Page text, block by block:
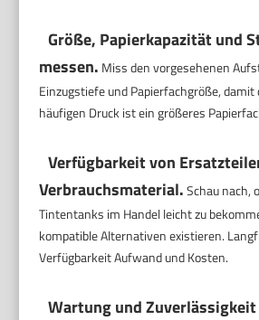
Größe, Papierkapazität und
messen. Miss den vorgesehenen
Einzugstiefe und Papierfachgröße, damit
häufigen Druck ist ein größeres
Verfügbarkeit von
Verbrauchsmaterial.Schau nach,
Tintentanks im Handel leicht zu
kompatible Alternativen existieren.
Verfügbarkeit Aufwand und Kosten.
Wartung und Zuverlässigkeit